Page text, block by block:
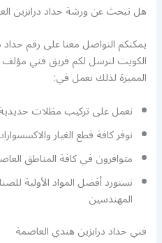
هل تبحث عن ورشة حداد درابزين
يمكنكم التواصل معنا على رقم
الكويت لنرسل لكم فريق فني مؤلف
المميزة لذلك نعمل في:
نعمل على تركيب مظلات
نوفر كافة قطع الغيار
متوافرون في كافة المناطق
نستورد أفضل المواد الأولية
المهندسين
فني حداد درابزين هندي العاصمة